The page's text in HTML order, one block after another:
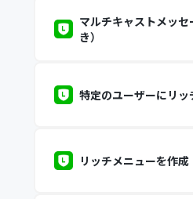
マルチキャストメッ
き）
特定のユーザーにリ
リッチメニューを作成